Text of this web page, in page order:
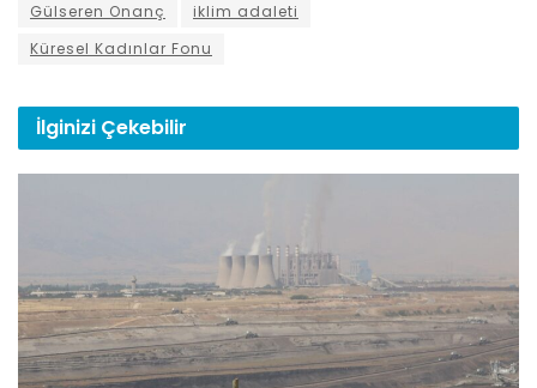
Gülseren Onanç
iklim adaleti
Küresel Kadınlar Fonu
İlginizi Çekebilir